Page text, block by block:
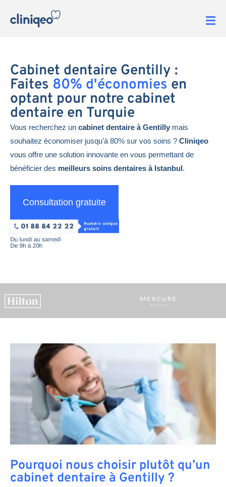
Cabinet dentaire Gentilly :
Faites 80% d'économies en
optant pour notre cabinet
dentaire en Turquie
Vous recherchez un cabinet dentaire à Gentilly mais
souhaitez économiser jusqu’à 80% sur vos soins ? Cliniqeo
vous offre une solution innovante en vous permettant de
bénéficier des meilleurs soins dentaires à Istanbul.
Consultation gratuite
Pourquoi nous choisir plutôt qu’un
cabinet dentaire à Gentilly ?